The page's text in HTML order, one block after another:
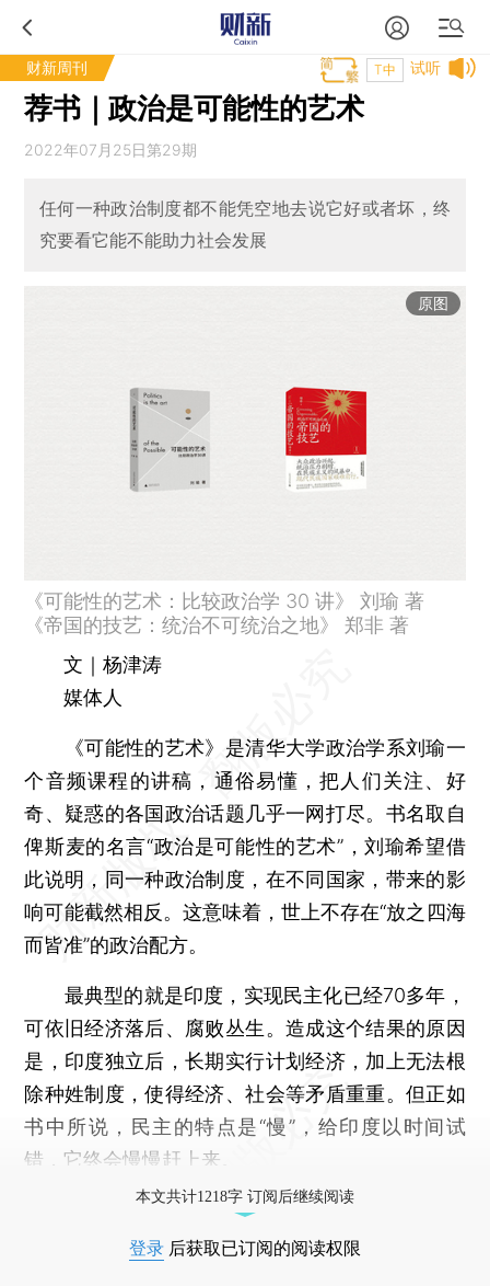
财新周刊 试听
T中
荐书｜政治是可能性的艺术
2022年07月25日第29期
任何一种政治制度都不能凭空地去说它好或者坏，终
究要看它能不能助力社会发展
原图
《可能性的艺术：比较政治学 30 讲》 刘瑜 著
《帝国的技艺：统治不可统治之地》 郑非 著
文｜杨津涛
媒体人
《可能性的艺术》是清华大学政治学系刘瑜一
个音频课程的讲稿，通俗易懂，把人们关注、好
奇、疑惑的各国政治话题几乎一网打尽。书名取自
俾斯麦的名言“政治是可能性的艺术”，刘瑜希望借
此说明，同一种政治制度，在不同国家，带来的影
响可能截然相反。这意味着，世上不存在“放之四海
而皆准”的政治配方。
最典型的就是印度，实现民主化已经70多年，
可依旧经济落后、腐败丛生。造成这个结果的原因
是，印度独立后，长期实行计划经济，加上无法根
除种姓制度，使得经济、社会等矛盾重重。但正如
书中所说，民主的特点是“慢”，给印度以时间试
错，它终会慢慢赶上来。
本文共计1218字 订阅后继续阅读
登录 后获取已订阅的阅读权限